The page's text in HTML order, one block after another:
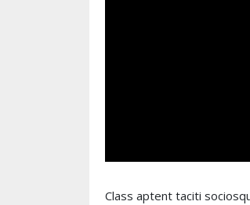
Class aptent taciti